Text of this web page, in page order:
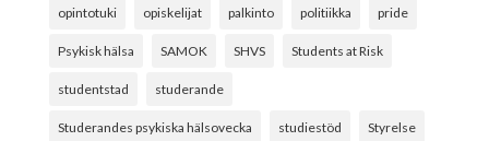
opintotuki opiskelijat palkinto politiikka pride
Psykisk hälsa SAMOK SHVS Students at Risk
studentstad studerande
Studerandes psykiska hälsovecka studiestöd Styrelse